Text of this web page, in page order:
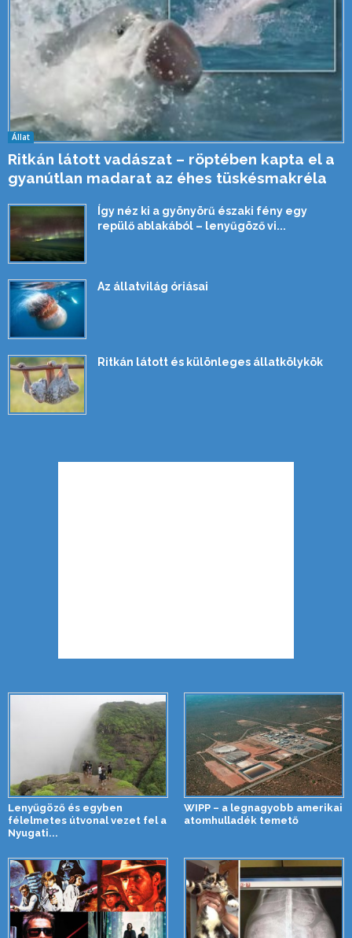
Állat
Ritkán látott vadászat – röptében kapta el a
gyanútlan madarat az éhes tüskésmakréla
Így néz ki a gyönyörű északi fény egy
repülő ablakából – lenyűgöző vi...
Az állatvilág óriásai
Ritkán látott és különleges állatkölykök
Lenyűgöző és egyben
félelmetes útvonal vezet fel a
Nyugati...
WIPP – a legnagyobb amerikai
atomhulladék temető